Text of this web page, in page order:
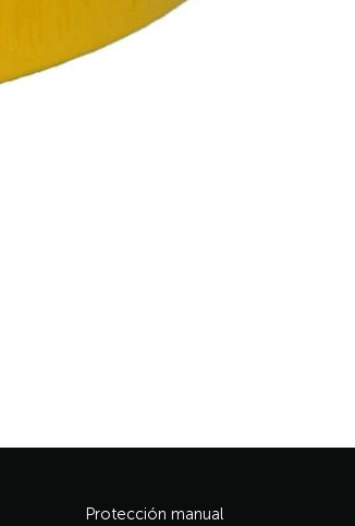
Protección manual